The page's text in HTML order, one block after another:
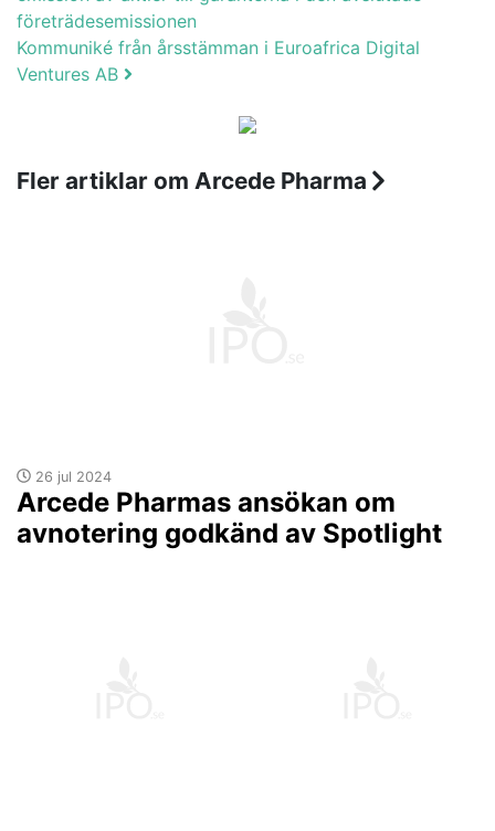
företrädesemissionen
Kommuniké från årsstämman i Euroafrica Digital
Ventures AB
Fler artiklar om Arcede Pharma
26 jul 2024
Arcede Pharmas ansökan om
avnotering godkänd av Spotlight